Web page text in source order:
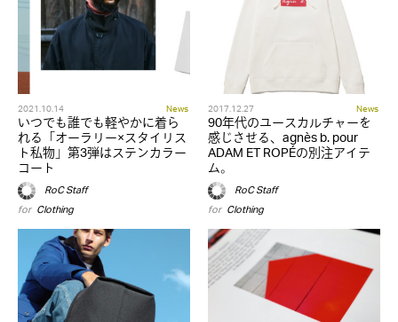
2021.10.14 News
いつでも誰でも軽やかに着ら
れる「オーラリー×スタイリス
ト私物」第3弾はステンカラー
コート
RoC Staff
for Clothing
2017.12.27 News
90年代のユースカルチャーを
感じさせる、agnès b. pour
ADAM ET ROPÉの別注アイテ
ム。
RoC Staff
for Clothing